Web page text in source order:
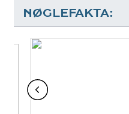
NØGLEFAKTA: